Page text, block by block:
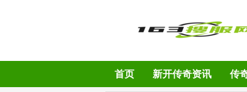
首页 新开传奇资讯 传